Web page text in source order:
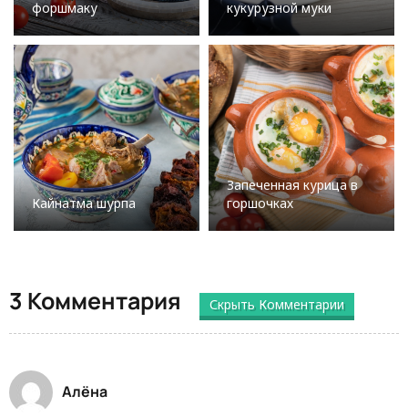
форшмаку
кукурузной муки
Кайнатма шурпа
Запеченная курица в
горшочках
3 Комментария Скрыть Комментарии
Алёна